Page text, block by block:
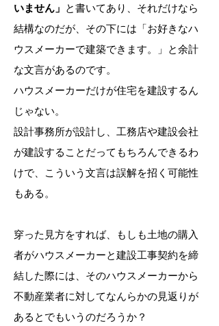
いません」 と書いてあり、それだけなら
結構なのだが、その下には「お好きなハ
ウスメーカーで建築できます。」と余計
な文言があるのです。
ハウスメーカーだけが住宅を建設するん
じゃない。
設計事務所が設計し、工務店や建設会社
が建設することだってもちろんできるわ
けで、こういう文言は誤解を招く可能性
もある。
穿った見方をすれば、もしも土地の購入
者がハウスメーカーと建設工事契約を締
結した際には、そのハウスメーカーから
不動産業者に対してなんらかの見返りが
あるとでもいうのだろうか？